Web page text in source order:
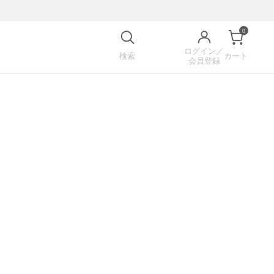
ログイン／
会員登録
0
カート
検索